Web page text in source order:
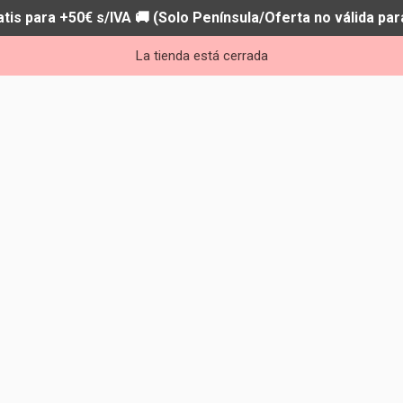
para +50€ s/IVA 🚚 (Solo Península/Oferta no válida
La tienda está cerrada